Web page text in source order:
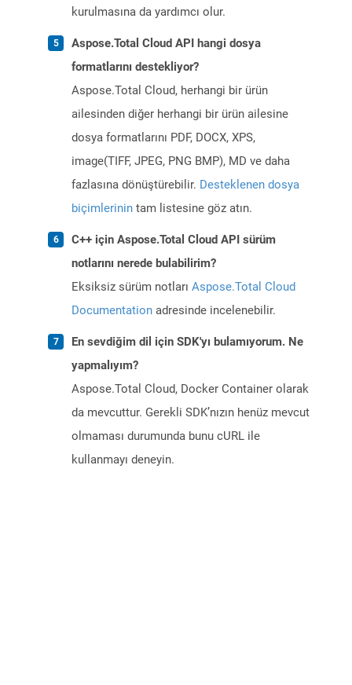
kurulmasına da yardımcı olur.
Aspose.Total Cloud API hangi dosya
formatlarını destekliyor?
Aspose.Total Cloud, herhangi bir ürün
ailesinden diğer herhangi bir ürün ailesine
dosya formatlarını PDF, DOCX, XPS,
image(TIFF, JPEG, PNG BMP), MD ve daha
fazlasına dönüştürebilir. Desteklenen dosya
biçimlerinin tam listesine göz atın.
C++ için Aspose.Total Cloud API sürüm
notlarını nerede bulabilirim?
Eksiksiz sürüm notları Aspose.Total Cloud
Documentation adresinde incelenebilir.
En sevdiğim dil için SDK'yı bulamıyorum. Ne
yapmalıyım?
Aspose.Total Cloud, Docker Container olarak
da mevcuttur. Gerekli SDK’nızın henüz mevcut
olmaması durumunda bunu cURL ile
kullanmayı deneyin.